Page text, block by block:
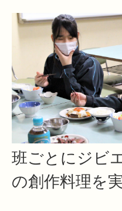
班ごとにジビ
の創作料理を